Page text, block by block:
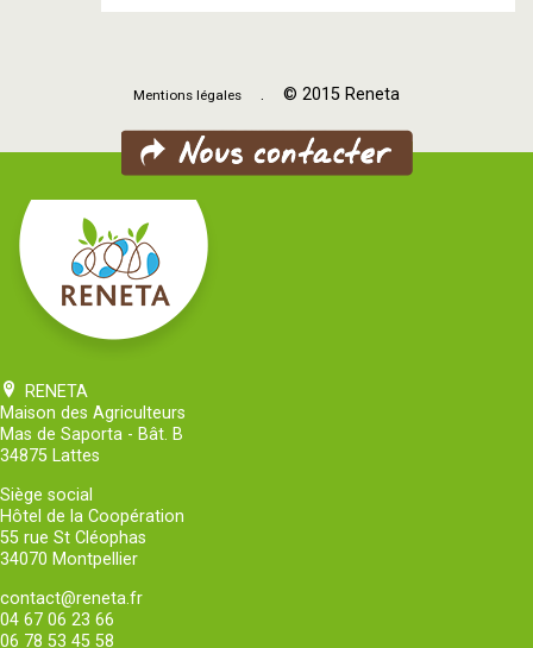
Mentions légales . © 2015 Reneta
RENETA
Maison des Agriculteurs
Mas de Saporta - Bât. B
34875 Lattes
Siège social
Hôtel de la Coopération
55 rue St Cléophas
34070 Montpellier
contact@reneta.fr
04 67 06 23 66
06 78 53 45 58